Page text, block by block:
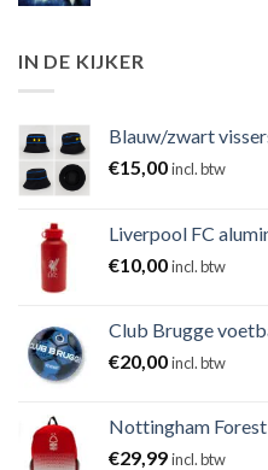
IN DE KIJKER
Blauw/zwart
€15,00incl. btw
Liverpool FC
€10,00incl. btw
Club Brugge
€20,00incl. btw
Nottingham
€29,99incl. btw